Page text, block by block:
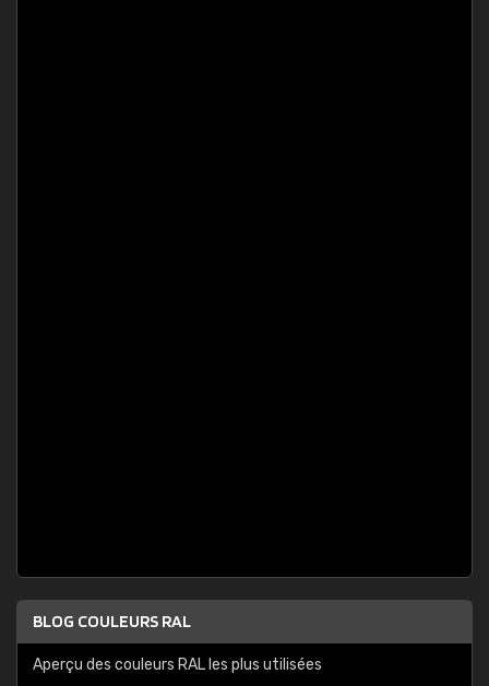
BLOG COULEURS RAL
Aperçu des couleurs RAL les plus utilisées